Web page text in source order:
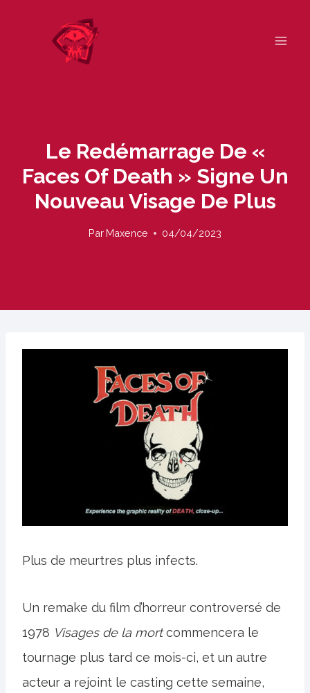
Le Redémarrage De «
Faces Of Death » Signe Un
Nouveau Visage De Plus
Par Maxence 04/04/2023
Plus de meurtres plus infects.
Un remake du film d’horreur controversé de
1978 Visages de la mortcommencera le
tournage plus tard ce mois-ci, et un autre
acteur a rejoint le casting cette semaine,